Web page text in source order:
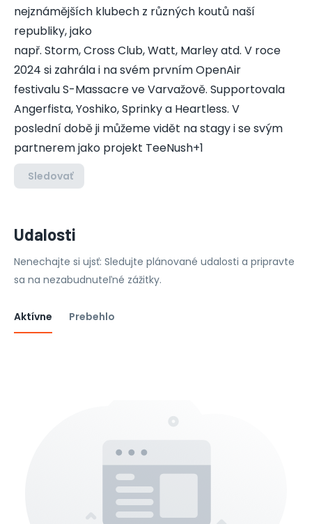
nejznámějších klubech z různých koutů naší
republiky, jako
např. Storm, Cross Club, Watt, Marley atd. V roce
2024 si zahrála i na svém prvním OpenAir
festivalu S-Massacre ve Varvažově. Supportovala
Angerfista, Yoshiko, Sprinky a Heartless. V
poslední době ji můžeme vidět na stagy i se svým
partnerem jako projekt TeeNush+1
Sledovať
Udalosti
Nenechajte si ujsť: Sledujte plánované udalosti a pripravte
sa na nezabudnuteľné zážitky.
Aktívne Prebehlo